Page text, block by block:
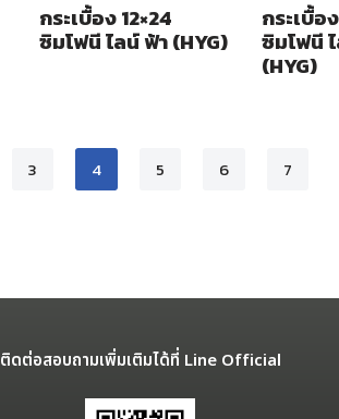
กระเบื้อง 12×24
ซิมโฟนี ไลน์ ฟ้า (HYG)
กระเบื้อ
ซิมโฟนี
(HYG)
3 4 5 6 7
ติดต่อสอบถามเพิ่มเติมได้ที่ Line Official